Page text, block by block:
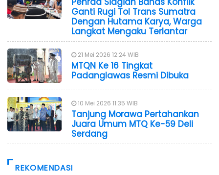
Ganti Rugi Tol Trans Sumatra
Dengan Hutama Karya, Warga
Langkat Mengaku Terlantar
21 Mei 2026 12:24 WIB
MTQN Ke 16 Tingkat
Padanglawas Resmi Dibuka
10 Mei 2026 11:35 WIB
Tanjung Morawa Pertahankan
Juara Umum MTQ Ke-59 Deli
Serdang
REKOMENDASI